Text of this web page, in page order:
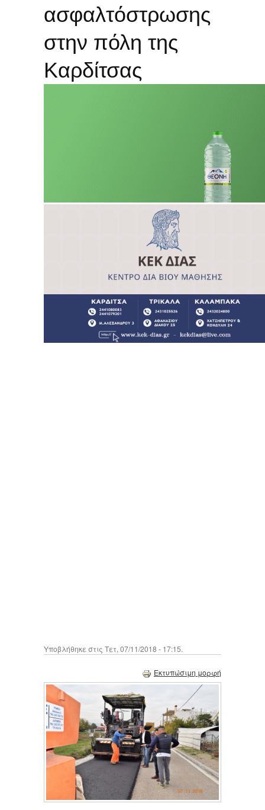
ασφαλτόστρωσης
στην πόλη της
Καρδίτσας
Υποβλήθηκε στις Τετ, 07/11/2018 - 17:15.
Εκτυπώσιμη μορφή